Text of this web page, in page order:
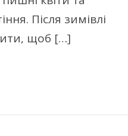
Після зимівлі
щоб […]